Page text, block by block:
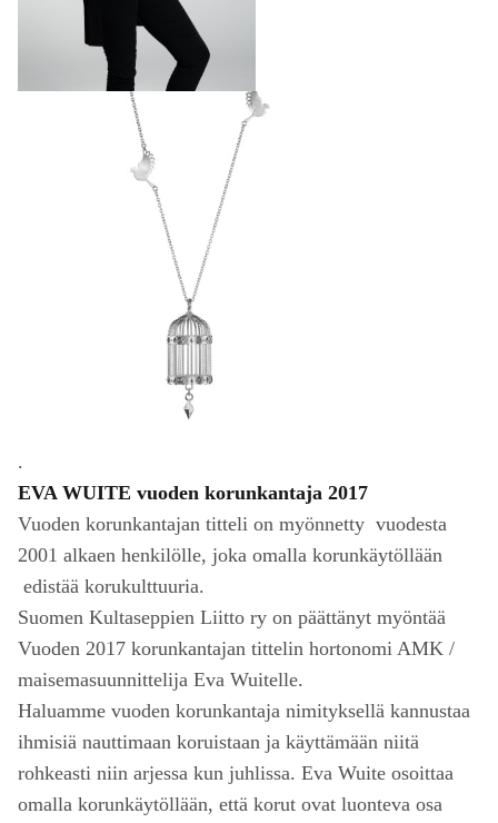
.
EVA WUITE vuoden korunkantaja 2017
Vuoden korunkantajan titteli on myönnetty vuodesta
2001 alkaen henkilölle, joka omalla korunkäytöllään
edistää korukulttuuria.
Suomen Kultaseppien Liitto ry on päättänyt myöntää
Vuoden 2017 korunkantajan tittelin hortonomi AMK /
maisemasuunnittelija Eva Wuitelle.
Haluamme vuoden korunkantaja nimityksellä kannustaa
ihmisiä nauttimaan koruistaan ja käyttämään niitä
rohkeasti niin arjessa kun juhlissa. Eva Wuite osoittaa
omalla korunkäytöllään, että korut ovat luonteva osa